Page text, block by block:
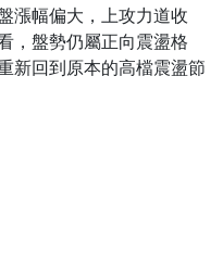
漲幅偏大，上攻力道收
，盤勢仍屬正向震盪格
新回到原本的高檔震盪節